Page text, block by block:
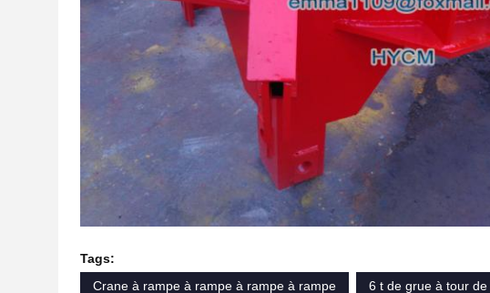
Tags:
Crane à rampe à rampe à rampe à rampe
6 t de grue à tour de